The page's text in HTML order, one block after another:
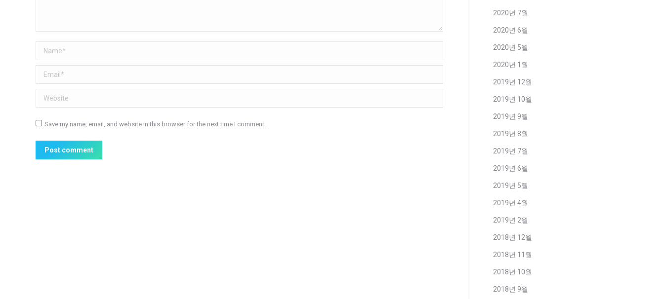
Name *
Email *
Website
Save my name, email, and website in this browser for the next time I comment.
Post comment
2020년 7월
2020년 6월
2020년 5월
2020년 1월
2019년 12월
2019년 10월
2019년 9월
2019년 8월
2019년 7월
2019년 6월
2019년 5월
2019년 4월
2019년 2월
2018년 12월
2018년 11월
2018년 10월
2018년 9월